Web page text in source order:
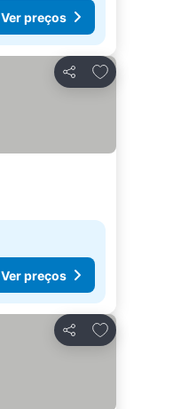
Ver preços
Partilhar
Adicionar
Ver preços
Partilhar
Adicionar